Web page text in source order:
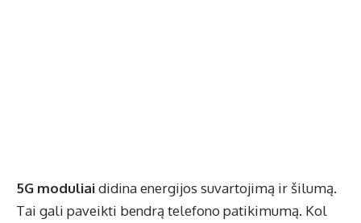
5G moduliaididina energijos suvartojimą ir šilumą.
Tai gali paveikti bendrą telefono patikimumą. Kol